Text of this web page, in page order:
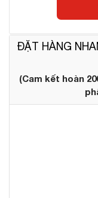
Cải thiện
giảm kích ứng,
Tăng cường
chống tác nhân
Với thành
nóng rát trên
chế men
vận chuyển
hiết xuất quả
Arabica
chậm quá trình
ĐẶT HÀNG
(Cam kết hoàn